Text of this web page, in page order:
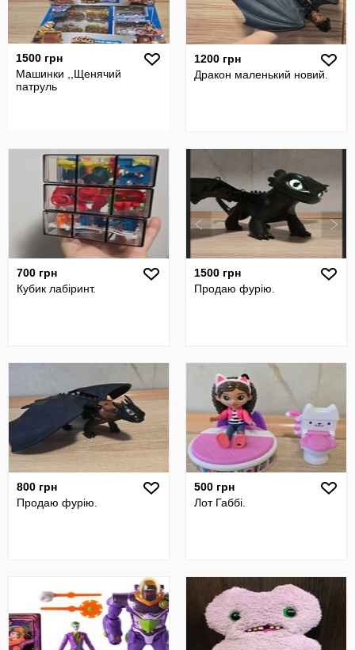
1500 грн
Машинки ,,Щенячий
патруль
1200 грн
Дракон маленький новий.
700 грн
Кубик лабіринт.
1500 грн
Продаю фурію.
800 грн
Продаю фурію.
500 грн
Лот Габбі.